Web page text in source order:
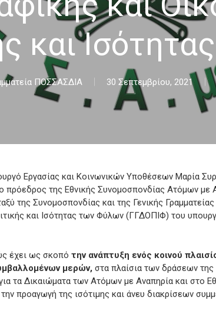
και
ΠΟΣΣΑΣΔΙΑ 30 Σεπτεμβρίου, 2021
Εργασίας και Κοινωνικών Υποθέσεων Μαρία
πρόεδρος της Εθνικής Συνομοσπονδίας Ατόμων με
της Συνομοσπονδίας και της Γενικής Γραμματείας
και Ισότητας των Φύλων (ΓΓΔΟΠΙΦ) του
έχει ως σκοπό την ανάπτυξη ενός κοινού
μερών, στα πλαίσια των δράσεων
τα Δικαιώματα των Ατόμων με Αναπηρία και στο
προαγωγή της ισότιμης και άνευ διακρίσεων